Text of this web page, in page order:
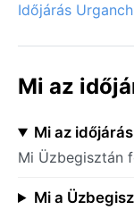
Időjárás Urganch
Mi az
Mi az
Mi Üzbegisztán
Mi a